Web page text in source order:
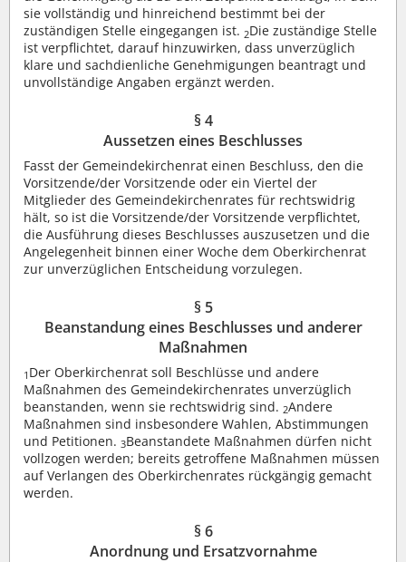
sie vollständig und hinreichend bestimmt bei der
zuständigen Stelle eingegangen ist. 2Die zuständige Stelle
ist verpflichtet, darauf hinzuwirken, dass unverzüglich
klare und sachdienliche Genehmigungen beantragt und
unvollständige Angaben ergänzt werden.
§ 4
Aussetzen eines Beschlusses
Fasst der Gemeindekirchenrat einen Beschluss, den die
Vorsitzende/der Vorsitzende oder ein Viertel der
Mitglieder des Gemeindekirchenrates für rechtswidrig
hält, so ist die Vorsitzende/der Vorsitzende verpflichtet,
die Ausführung dieses Beschlusses auszusetzen und die
Angelegenheit binnen einer Woche dem Oberkirchenrat
zur unverzüglichen Entscheidung vorzulegen.
§ 5
Beanstandung eines Beschlusses und anderer
Maßnahmen
1 Der Oberkirchenrat soll Beschlüsse und andere
Maßnahmen des Gemeindekirchenrates unverzüglich
beanstanden, wenn sie rechtswidrig sind. 2Andere
Maßnahmen sind insbesondere Wahlen, Abstimmungen
und Petitionen. 3Beanstandete Maßnahmen dürfen nicht
vollzogen werden; bereits getroffene Maßnahmen müssen
auf Verlangen des Oberkirchenrates rückgängig gemacht
werden.
§ 6
Anordnung und Ersatzvornahme